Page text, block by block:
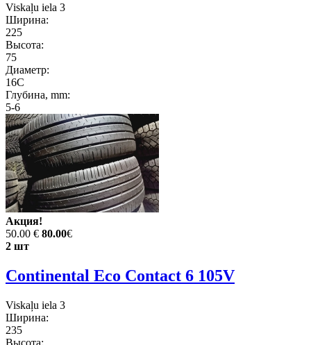
Viskaļu iela 3
Ширина:
225
Высота:
75
Диаметр:
16C
Глубина, mm:
5-6
Акция!
50.00 € 80.00€
2 шт
Continental Eco Contact 6 105V
Viskaļu iela 3
Ширина:
235
Высота: